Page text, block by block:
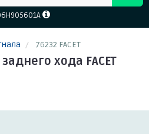
76232 FACET
хода FACET